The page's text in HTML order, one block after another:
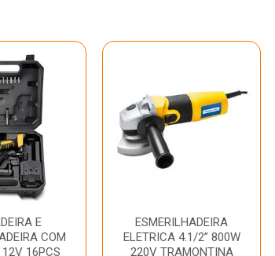
E
COM
16PCS
ESMERILHADEIRA
ELETRICA 4.1/2” 800W
220V TRAMONTINA